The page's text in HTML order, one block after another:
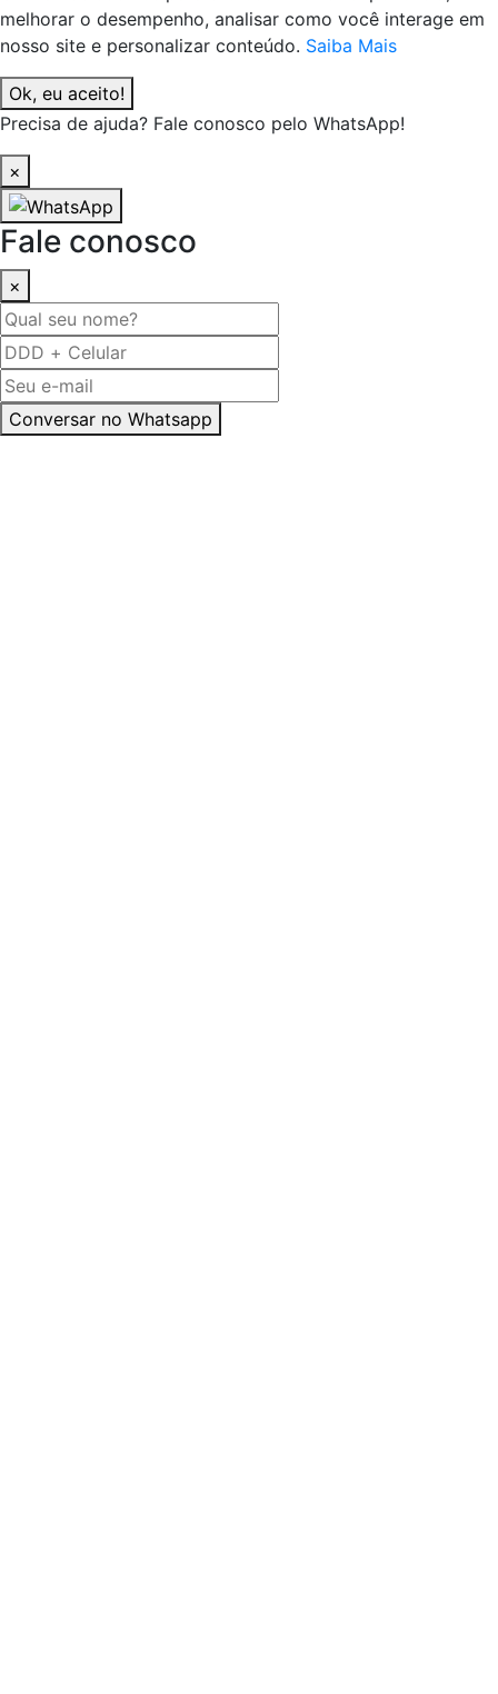
melhorar o desempenho, analisar como você interage em
nosso site e personalizar conteúdo. Saiba Mais
Ok, eu aceito!
Precisa de ajuda? Fale conosco pelo WhatsApp!
×
Fale conosco
×
Conversar no Whatsapp